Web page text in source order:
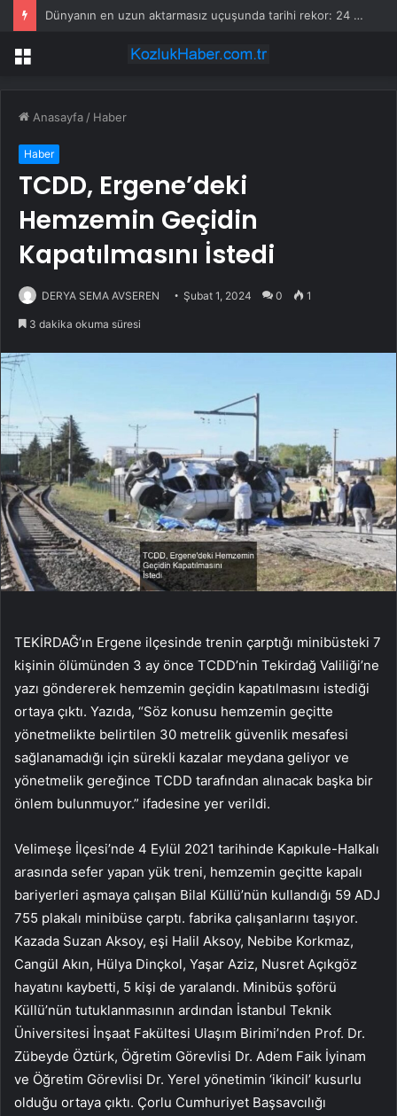
Dünyanın en uzun aktarmasız uçuşunda tarihi rekor: 24 saatten fazla havada kaldılar
Menü
Anasayfa / Haber
Haber
TCDD, Ergene’deki
Hemzemin Geçidin
Kapatılmasını İstedi
DERYA SEMA AVSEREN Şubat 1, 2024 0 1
3 dakika okuma süresi
TEKİRDAĞ’ın Ergene ilçesinde trenin çarptığı minibüsteki 7
kişinin ölümünden 3 ay önce TCDD’nin Tekirdağ Valiliği’ne
yazı göndererek hemzemin geçidin kapatılmasını istediği
ortaya çıktı. Yazıda, “Söz konusu hemzemin geçitte
yönetmelikte belirtilen 30 metrelik güvenlik mesafesi
sağlanamadığı için sürekli kazalar meydana geliyor ve
yönetmelik gereğince TCDD tarafından alınacak başka bir
önlem bulunmuyor.” ifadesine yer verildi.
Velimeşe İlçesi’nde 4 Eylül 2021 tarihinde Kapıkule-Halkalı
arasında sefer yapan yük treni, hemzemin geçitte kapalı
bariyerleri aşmaya çalışan Bilal Küllü’nün kullandığı 59 ADJ
755 plakalı minibüse çarptı. fabrika çalışanlarını taşıyor.
Kazada Suzan Aksoy, eşi Halil Aksoy, Nebibe Korkmaz,
Cangül Akın, Hülya Dinçkol, Yaşar Aziz, Nusret Açıkgöz
hayatını kaybetti, 5 kişi de yaralandı. Minibüs şoförü
Küllü’nün tutuklanmasının ardından İstanbul Teknik
Üniversitesi İnşaat Fakültesi Ulaşım Birimi’nden Prof. Dr.
Zübeyde Öztürk, Öğretim Görevlisi Dr. Adem Faik İyinam
ve Öğretim Görevlisi Dr. Yerel yönetimin ‘ikincil’ kusurlu
olduğu ortaya çıktı. Çorlu Cumhuriyet Başsavcılığı